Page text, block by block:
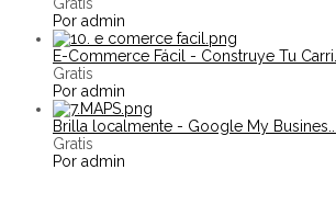
Por admin
E-Commerce Fácil - Construye Tu Carri...
Gratis
Por admin
Brilla localmente - Google My Busines...
Gratis
Por admin